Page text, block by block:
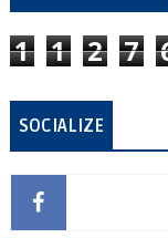
1 1 2 7
SOCIALIZE